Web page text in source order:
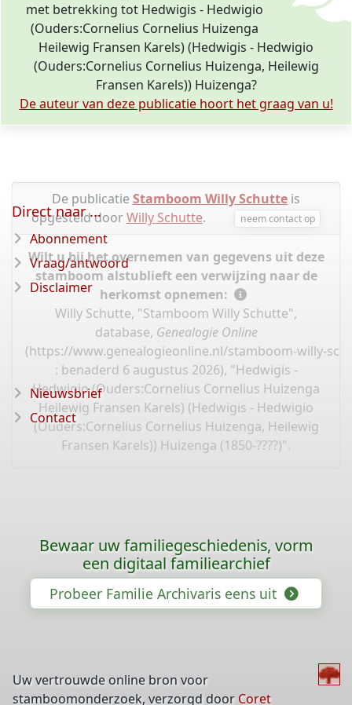
met betrekking tot Hedwigis - Hedwigio
(Ouders:Cornelius Cornelius Huizenga
Heilewig Fransen Karels) (Hedwigis - Hedwigio
(Ouders:Cornelius Cornelius Huizenga, Heilewig
Fransen Karels)) Huizenga?
De auteur van deze publicatie hoort het graag van u!
De publicatie Stamboom Willy Schutte is
opgesteld doorWilly Schutte. neem contact op
Wilt u bij het overnemen van gegevens uit deze
stamboom alstublieft een verwijzing naar de
herkomst opnemen:
Willy Schutte, "Stamboom Willy Schutte",
database, Genealogie Online
(https://www.genealogieonline.nl/stamboom-willy-
: benaderd 6 augustus 2026), "Hedwigis -
Hedwigio (Ouders:Cornelius Cornelius Huizenga
Heilewig Fransen Karels) (Hedwigis - Hedwigio
(Ouders:Cornelius Cornelius Huizenga, Heilewig
Fransen Karels)) Huizenga (1850-????)".
Direct naar ...
Abonnement
Vraag/antwoord
Disclaimer
Nieuwsbrief
Contact
Bewaar uw familiegeschiedenis, vorm
een digitaal familiearchief
Probeer Familie Archivaris eens uit
Uw vertrouwde online bron voor
stamboomonderzoek, verzorgd door Coret